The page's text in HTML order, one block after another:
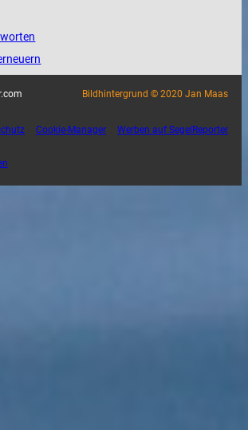
Bildhintergrund © 2020 Jan Maas
Cookie-Manager Werben auf SegelReporter